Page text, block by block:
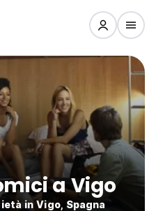
a Vigo
in Vigo, Spagna